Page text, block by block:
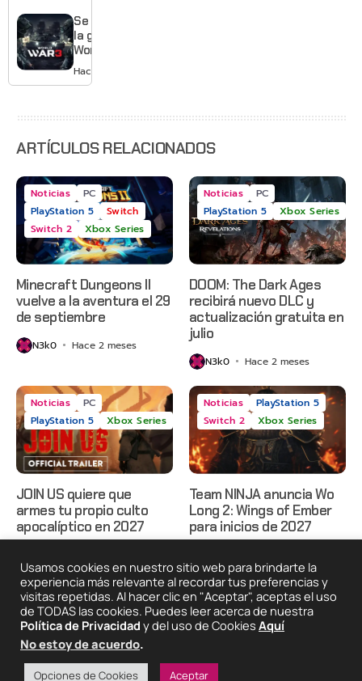
War: E-
Day,
Grounded
Se acabó
la guerra:
World War
3 apaga
sus
Hace 3 días
ARTÍCULOS RELACIONADOS
Noticias
PC
PlayStation 5
Switch
Switch 2
Xbox Series
Minecraft Dungeons II
vuelve a la aventura el 29
de septiembre
N3k0 Hace 2 meses
Noticias
PC
PlayStation 5
Xbox Series
DOOM: The Dark Ages
recibirá nuevo DLC y
actualización gratuita en
julio
N3k0 Hace 2 meses
Noticias
PC
PlayStation 5
Xbox Series
JOIN US quiere que
armes tu propio culto
apocalíptico en 2027
Noticias
PlayStation 5
Switch 2
Xbox Series
Team NINJA anuncia Wo
Long 2: Wings of Ember
para inicios de 2027
2025 © Degeneraciónx.com | Anime, Games & Nothing
Else
Quiénes
Somos
Condiciones De
Usamos cookies en nuestro sitio web para brindarte la
experiencia más relevante al recordar tus preferencias y
visitas repetidas. Al hacer clic en "Aceptar", aceptas el uso
de TODAS las cookies. Puedes leer acerca de nuestra
Política de Privacidad y del uso de Cookies Aquí
No estoy de acuerdo.
Opciones de Cookies Aceptar